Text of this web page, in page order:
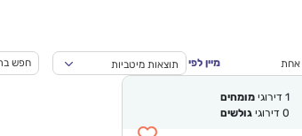
אחת מיין לפי תוצאות מיטביות
1 דירוגימומחים
0 דירוגיגולשים